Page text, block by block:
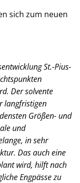
sich zum neuen
St.-Pius-
Der solvente
langfristigen
Größen- und
und
in sehr
Das auch eine
wird, hilft nach
Engpässe zu